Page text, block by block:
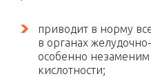
приводит в норму
в органах
особенно
кислотности;